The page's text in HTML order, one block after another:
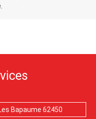
Bapaume 62450